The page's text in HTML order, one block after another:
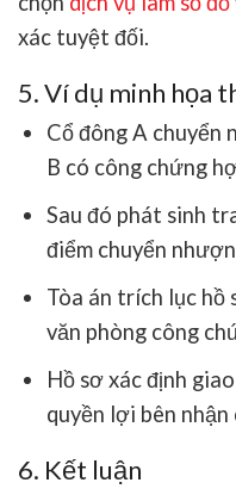
xác tuyệt đối.
5. Ví dụ minh họa
Cổ đông A chuyển
B có công chứng
Sau đó phát sinh
điểm chuyển
Tòa án trích lục
văn phòng công
Hồ sơ xác định
quyền lợi bên
6. Kết luận